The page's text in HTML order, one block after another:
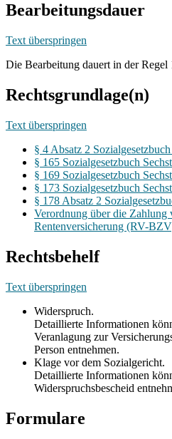
Bearbeitungsdauer
Text überspringen
Die Bearbeitung dauert in der Regel
Rechtsgrundlage(n)
Text überspringen
§ 4 Absatz 2
§ 165 Sozialgesetzbuch
§ 169 Sozialgesetzbuch
§ 173 Sozialgesetzbuch
§ 178 Absatz 2
Verordnung über die Zahlung
Rentenversicherung (RV-
Rechtsbehelf
Text überspringen
Widerspruch.
Detaillierte Informationen
Veranlagung zur
Person entnehmen.
Klage vor dem Sozialgericht.
Detaillierte Informationen
Widerspruchsbescheid
Formulare